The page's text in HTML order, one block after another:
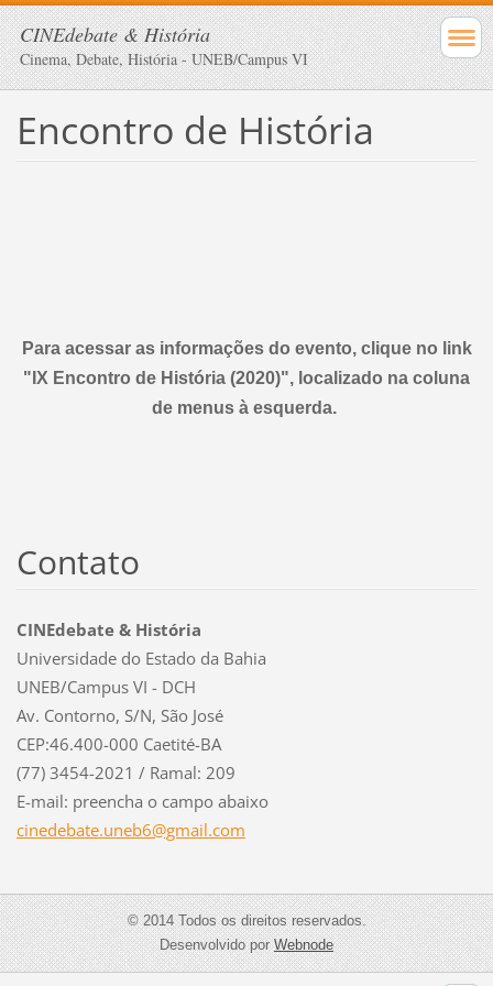
CINEdebate & História
Cinema, Debate, História - UNEB/Campus VI
Encontro de História
Para acessar as informações do evento, clique no link
"IX Encontro de História (2020)", localizado na coluna
de menus à esquerda.
Contato
CINEdebate & História
Universidade do Estado da Bahia
UNEB/Campus VI - DCH
Av. Contorno, S/N, São José
CEP:46.400-000 Caetité-BA
(77) 3454-2021 / Ramal: 209
E-mail: preencha o campo abaixo
cinedebate.uneb6@gmail.com
© 2014 Todos os direitos reservados.
Desenvolvido porWebnode